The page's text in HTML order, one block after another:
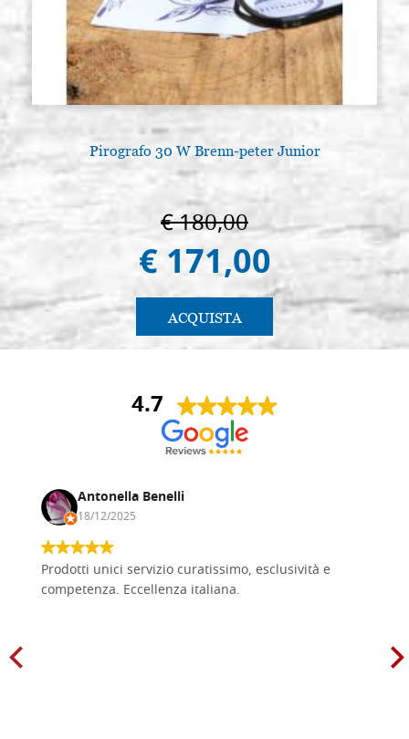
Pirografo 30 W Brenn-peter Junior
€ 180,00
€ 171,00
ACQUISTA
4.7
Antonella Benelli
18/12/2025
Prodotti unici servizio curatissimo, esclusività e
competenza. Eccellenza italiana.